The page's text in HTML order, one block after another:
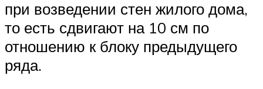
при возведении стен жилого дома,
то есть сдвигают на 10 см по
отношению к блоку предыдущего
ряда.